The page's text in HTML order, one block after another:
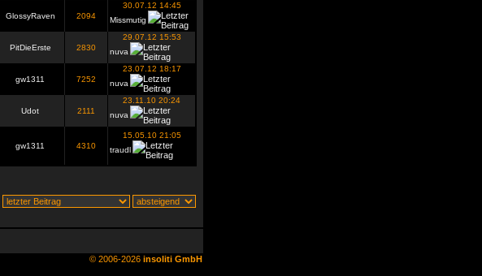
GlossyRaven 2094
30.07.12 14:45
Missmutig
PitDieErste 2830
29.07.12 15:53
nuva
gw1311 7252
23.07.12 18:17
nuva
Udot 2111
23.11.10 20:24
nuva
gw1311 4310
15.05.10 21:05
traudl
© 2006-2026 insoliti GmbH